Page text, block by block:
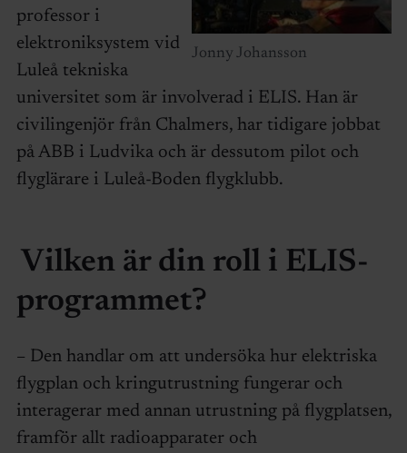
Jonny Johansson
professor i
elektroniksystem vid
Luleå tekniska
universitet som är involverad i ELIS. Han är
civilingenjör från Chalmers, har tidigare jobbat
på ABB i Ludvika och är dessutom pilot och
flyglärare i Luleå-Boden flygklubb.
Vilken är din roll i ELIS-
programmet?
– Den handlar om att undersöka hur elektriska
flygplan och kringutrustning fungerar och
interagerar med annan utrustning på flygplatsen,
framför allt radioapparater och